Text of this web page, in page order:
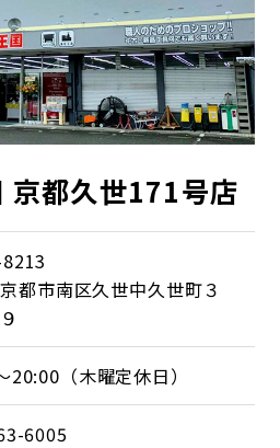
京都久世171号店
都市南区久世中久世町３
20:00（木曜定休日）
6005